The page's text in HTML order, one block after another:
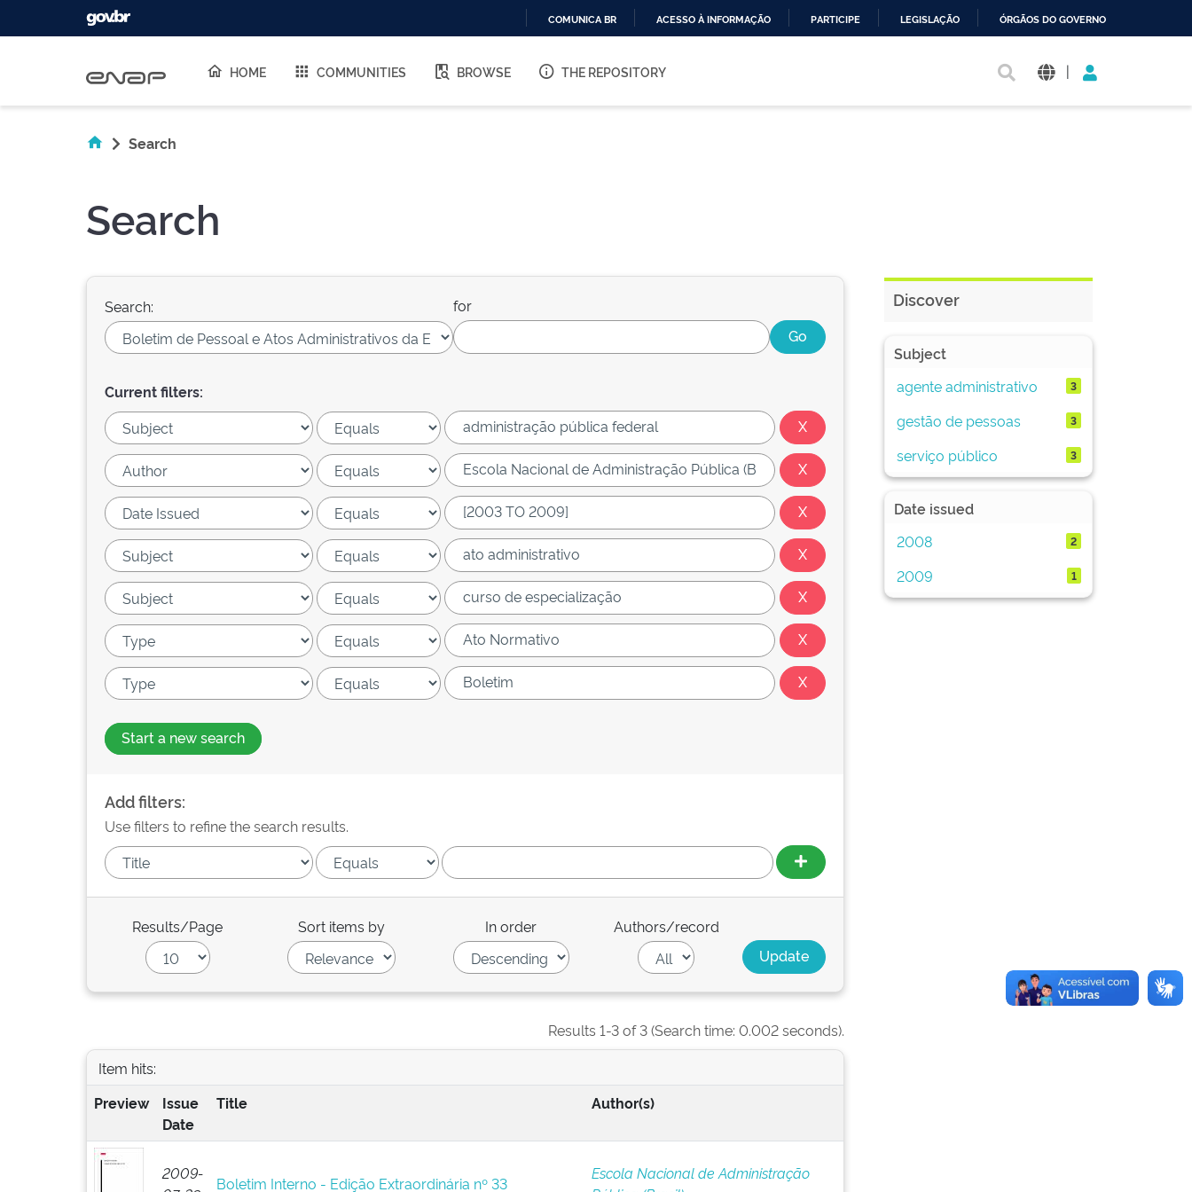
O
COMUNICA BR ACESSO À INFORMAÇÃO PARTICIPE LEGISLAÇÃO ÓRGÃOS DO GOVERNO
HOME COMMUNITIES BROWSE THE REPOSITORY |
Search
Search
Search: for
Current filters:
Start a new search
Add filters:
Use filters to refine the search results.
Results/Page Sort items by In order Authors/record
Results 1-3 of 3 (Search time: 0.002 seconds).
Item hits:
Preview
Issue
Date
Title Author(s)
2009-
Boletim Interno - Edição Extraordinária nº 33
Escola Nacional de Administração
Discover
Subject
agente administrativo
3
gestão de pessoas 3
serviço público 3
Date issued
2008
2
2009 1